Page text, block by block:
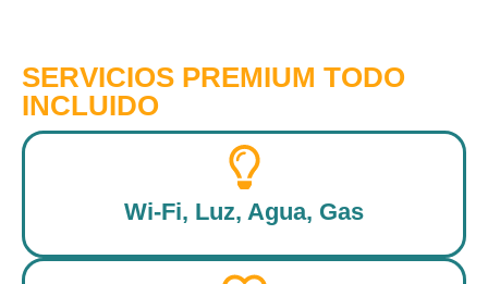
SERVICIOS PREMIUM TODO
INCLUIDO
Wi-Fi, Luz, Agua, Gas